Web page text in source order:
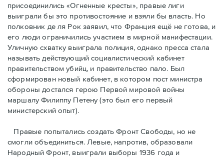
присоединились «Огненные кресты», правые лиги
выиграли бы это противостояние и взяли бы власть. Но
полковник де ля Рок заявил, что Франция ещё не готова, и
его люди ограничились участием в мирной манифестации.
Уличную схватку выиграла полиция, однако пресса стала
называть действующий социалистический кабинет
правительством убийц, и правительство пало. Был
сформирован новый кабинет, в котором пост министра
обороны достался герою Первой мировой войны
маршалу Филиппу Петену (это был его первый
министерский опыт).
Правые пoпытались создать Фронт Свободы, но не
смогли объединиться. Левые, напротив, образовали
Народный Фронт, выиграли выборы 1936 года и